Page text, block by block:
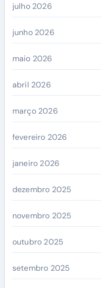
julho 2026
junho 2026
maio 2026
abril 2026
março 2026
fevereiro 2026
janeiro 2026
dezembro 2025
novembro 2025
outubro 2025
setembro 2025